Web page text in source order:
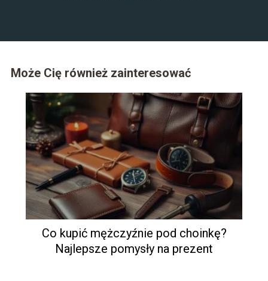
Może Cię również zainteresować
Co kupić mężczyźnie pod choinkę?
Najlepsze pomysły na prezent